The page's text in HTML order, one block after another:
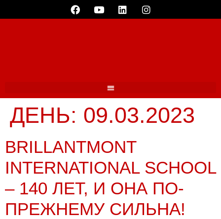
ДЕНЬ: 09.03.2023
BRILLANTMONT
INTERNATIONAL SCHOOL
– 140 ЛЕТ, И ОНА ПО-
ПРЕЖНЕМУ СИЛЬНА!